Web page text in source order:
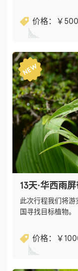
价格：￥​
13天·华西雨
此次行程我们将
国寻找目标植物。
价格：￥​